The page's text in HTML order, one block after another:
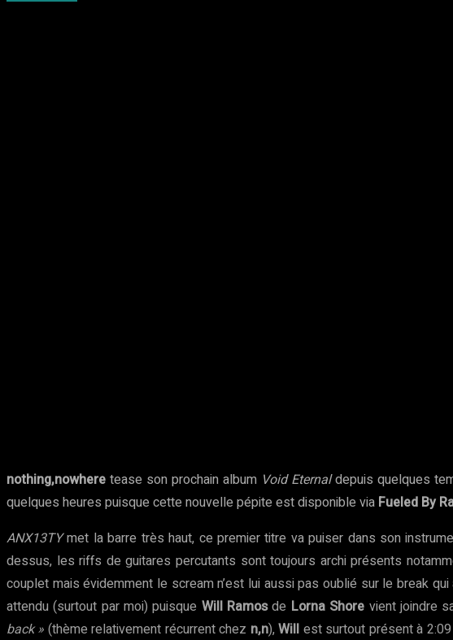
nothing,nowhere tease son prochain album Void Eternaldepuis quelques
quelques heures puisque cette nouvelle pépite est disponible via Fueled By
ANX13TYmet la barre très haut, ce premier titre va puiser dans son
dessus, les riffs de guitares percutants sont toujours archi présents
couplet mais évidemment le scream n’est lui aussi pas oublié sur le break
attendu (surtout par moi) puisque Will Ramosde Lorna Shore vient joindre
back » (thème relativement récurrent chez n,n),Will est surtout présent à